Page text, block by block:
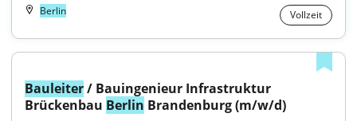
Berlin Vollzeit
Bauleiter / Bauingenieur Infrastruktur
Brückenbau Berlin Brandenburg (m/w/d)